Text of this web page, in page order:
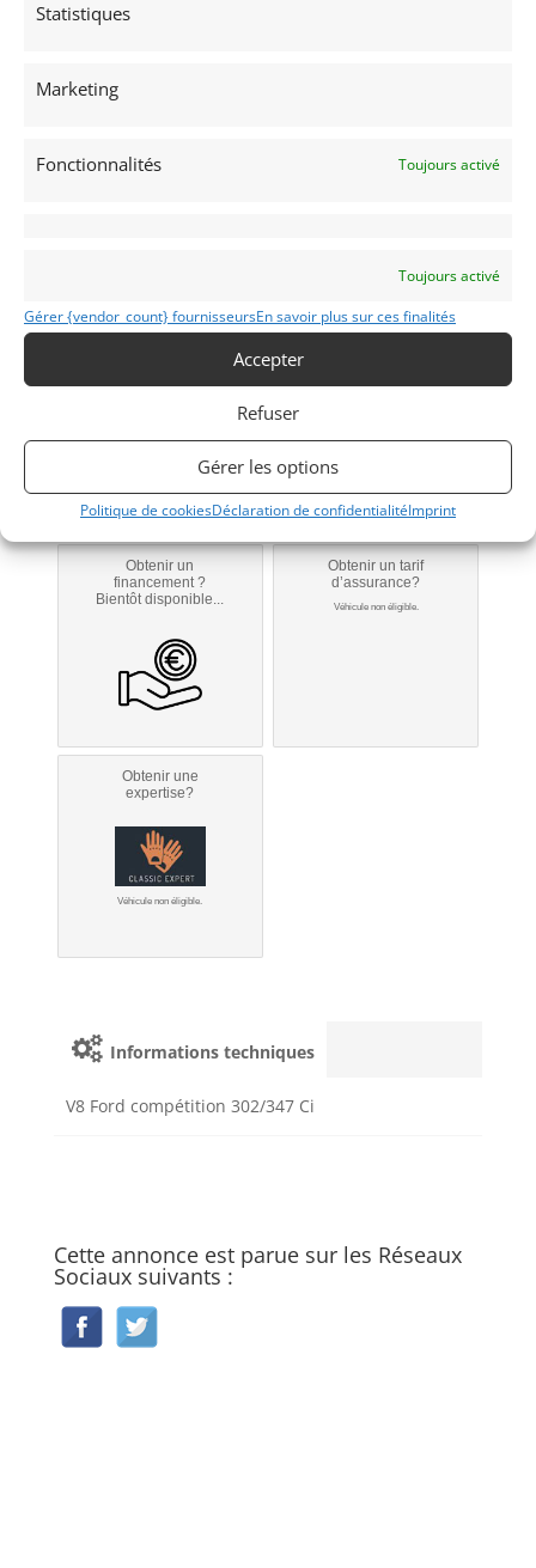
Statistiques
Marketing
Fonctionnalités Toujours activé
Toujours activé
Gérer {vendor_count} fournisseursEn savoir plus sur ces finalités
Accepter
Refuser
Gérer les options
Politique de cookiesDéclaration de confidentialitéImprint
Publié: 20 novembre 2018 (il y a 8 ans)
PIÈCES DÉTACHÉES
Signaler vendu
Obtenir un
financement ?
Bientôt disponible...
Obtenir un tarif
d’assurance?
Véhicule non éligible.
Obtenir une
expertise?
Véhicule non éligible.
Informations techniques
V8 Ford compétition 302/347 Ci
Cette annonce est parue sur les Réseaux
Sociaux suivants :